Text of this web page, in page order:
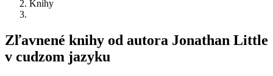
Knihy
Zľavnené knihy od autora Jonathan Little
v cudzom jazyku